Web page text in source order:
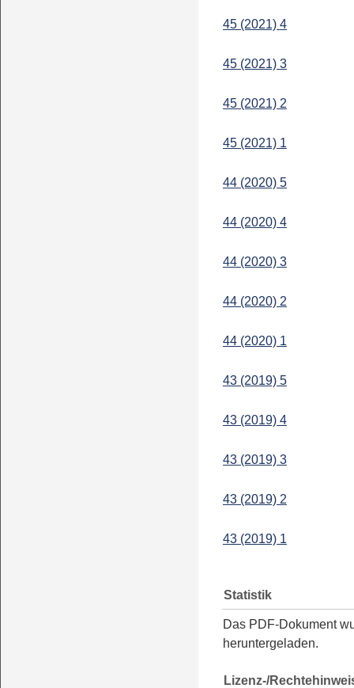
45 (2021) 4
45 (2021) 3
45 (2021) 2
45 (2021) 1
44 (2020) 5
44 (2020) 4
44 (2020) 3
44 (2020) 2
44 (2020) 1
43 (2019) 5
43 (2019) 4
43 (2019) 3
43 (2019) 2
43 (2019) 1
Statistik
Das PDF-Dokument
heruntergeladen.
Lizenz-/